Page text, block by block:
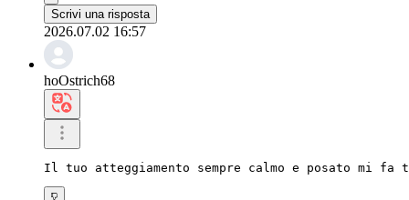
Scrivi una risposta
2026.07.02 16:57
hoOstrich68
Il tuo atteggiamento sempre calmo e posato mi